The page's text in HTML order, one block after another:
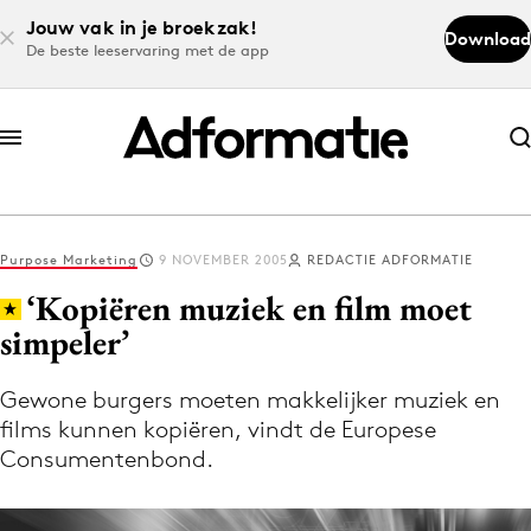
Jouw vak in je broekzak!
De beste leeservaring met de app
Download
Abonneer nu
Abonneer nu
Log in
Volg het laatste nieuws via de Adformatie
Nieuws app
Purpose Marketing 9 NOVEMBER 2005 REDACTIE ADFORMATIE
‘Kopiëren muziek en film moet
simpeler’
Gewone burgers moeten makkelijker muziek en
films kunnen kopiëren, vindt de Europese
Consumentenbond.